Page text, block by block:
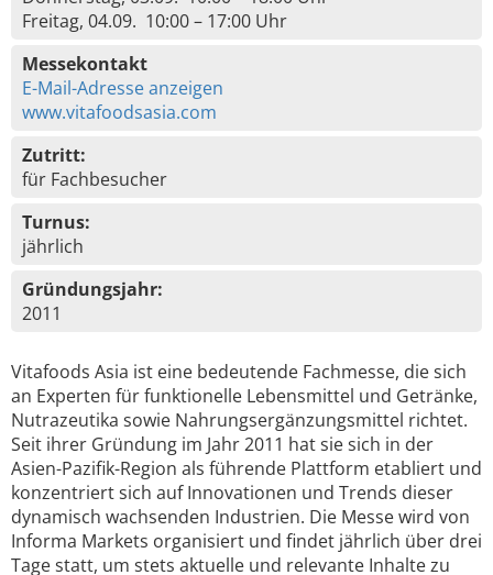
Freitag, 04.09. 10:00 – 17:00 Uhr
Messekontakt
E-Mail-Adresse anzeigen
www.vitafoodsasia.com
Zutritt:
für Fachbesucher
Turnus:
jährlich
Gründungsjahr:
2011
Vitafoods Asia ist eine bedeutende Fachmesse, die sich
an Experten für funktionelle Lebensmittel und Getränke,
Nutrazeutika sowie Nahrungsergänzungsmittel richtet.
Seit ihrer Gründung im Jahr 2011 hat sie sich in der
Asien-Pazifik-Region als führende Plattform etabliert und
konzentriert sich auf Innovationen und Trends dieser
dynamisch wachsenden Industrien. Die Messe wird von
Informa Markets organisiert und findet jährlich über drei
Tage statt, um stets aktuelle und relevante Inhalte zu